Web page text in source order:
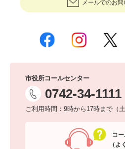
メールでのお
市役所コールセンター
0742-34-1111
ご利用時間：9時から17時まで（
コ
（よ